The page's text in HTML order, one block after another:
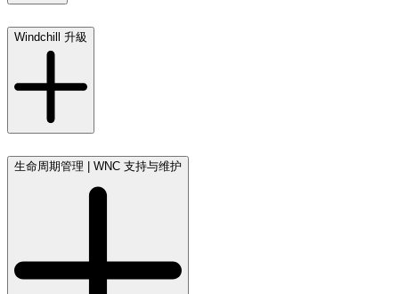
Windchill 升級
生命周期管理 | WNC 支持与维护